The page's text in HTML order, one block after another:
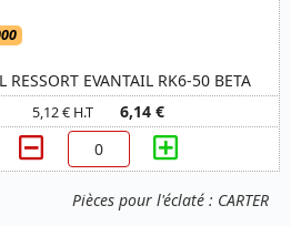
Pièces pour l'éclaté : CARTER
RESSORT EVANTAIL RK6-50 BETA
5,12 € H.T 6,14 €